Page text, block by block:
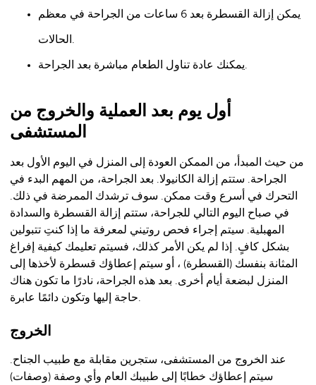
يمكن إزالة القسطرة بعد 6 ساعات من الجراحة في معظم
الحالات.
يمكنك عادة تناول الطعام مباشرة بعد الجراحة.
أول يوم بعد العملية والخروج من
المستشفى
من حيث المبدأ، من الممكن العودة إلى المنزل في اليوم الأول بعد
الجراحة. ستتم إزالة الكانيولا. بعد الجراحة، من المهم البدء في
التحرك في أسرع وقت ممكن. سوف ترشدك الممرضة في ذلك.
في صباح اليوم التالي للجراحة، ستتم إزالة القسطرة والسدادة
المهبلية. سيتم إجراء فحص روتيني لمعرفة ما إذا كنتِ تتبولين
بشكل كافٍ. إذا لم يكن الأمر كذلك، فسيتم تعليمك كيفية إفراغ
المثانة بنفسك (القسطرة) ، أو سيتم إعطاؤك قسطرة لأخذها إلى
المنزل لبضعة أيام أخرى. بعد هذه الجراحة، نادرًا ما تكون هناك
حاجة إليها وتكون دائمًا عابرة.
الخروج
عند الخروج من المستشفى، ستجرين مقابلة مع طبيب الجناح.
سيتم إعطاؤك خطابًا إلى طبيبك العام وأي وصفة (وصفات)